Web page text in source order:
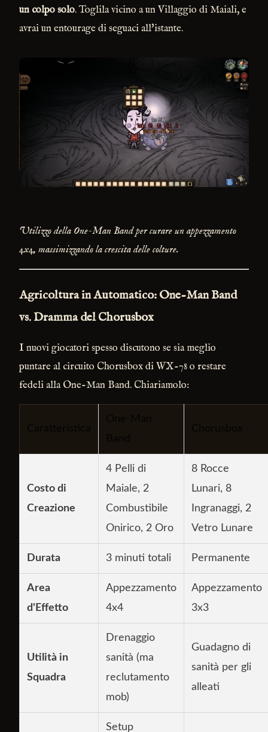
un colpo solo. Toglila vicino a un Villaggio di Maiali, e
avrai un entourage di seguaci all'istante.
Utilizzo della One-Man Band per curare un appezzamento
4x4, massimizzando la crescita delle colture.
Agricoltura in Automatico: One-Man Band
vs. Dramma del Chorusbox
I nuovi giocatori spesso discutono se sia meglio
puntare al circuito Chorusbox di WX-78 o restare
fedeli alla One-Man Band. Chiariamolo:
Costo di
Creazione
4 Pelli di
Maiale, 2
Combustibile
Onirico, 2 Oro
8 Rocce
Lunari, 8
Ingranaggi, 2
Vetro Lunare
Durata 3 minuti totali Permanente
Area
d'Effetto
Appezzamento
4x4
Appezzamento
3x3
Utilità in
Squadra
Drenaggio
sanità (ma
reclutamento
mob)
Guadagno di
sanità per gli
alleati
Setup